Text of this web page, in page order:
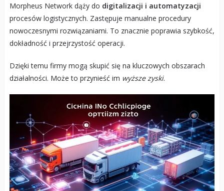
Morpheus Network dąży do digitalizacji i automatyzacji
procesów logistycznych. Zastępuje manualne procedury
nowoczesnymi rozwiązaniami. To znacznie poprawia szybkość,
dokładność i przejrzystość operacji.
Dzięki temu firmy mogą skupić się na kluczowych obszarach
działalności. Może to przynieść im wyższe zyski.